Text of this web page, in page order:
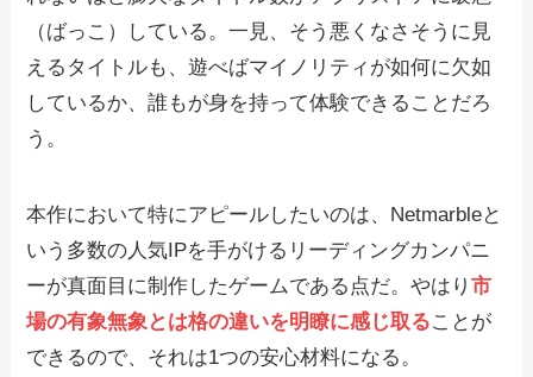
（ばっこ）している。一見、そう悪くなさそうに見
えるタイトルも、遊べばマイノリティが如何に欠如
しているか、誰もが身を持って体験できることだろ
う。
本作において特にアピールしたいのは、Netmarbleと
いう多数の人気IPを手がけるリーディングカンパニ
ーが真面目に制作したゲームである点だ。やはり市
場の有象無象とは格の違いを明瞭に感じ取ることが
できるので、それは1つの安心材料になる。